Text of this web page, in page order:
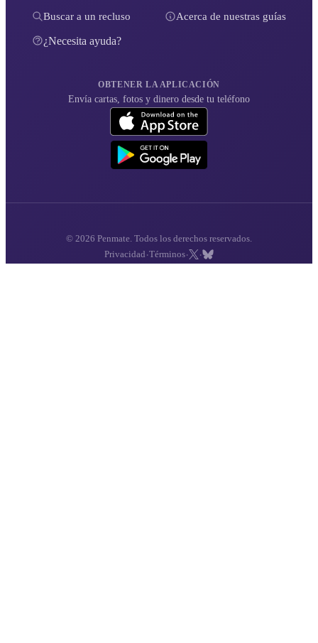
Buscar a un recluso Acerca de nuestras guías
¿Necesita ayuda?
OBTENER LA APLICACIÓN
Envía cartas, fotos y dinero desde tu teléfono
© 2026 Penmate. Todos los derechos reservados.
Privacidad ·Términos· ·